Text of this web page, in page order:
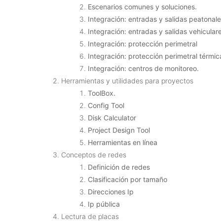
Escenarios comunes y soluciones.
Integración: entradas y salidas
Integración: entradas y salidas
Integración: protección perimetral
Integración: protección perimetral
Integración: centros de monitoreo.
Herramientas y utilidades para proyectos
ToolBox.
Config Tool
Disk Calculator
Project Design Tool
Herramientas en línea
Conceptos de redes
Definición de redes
Clasificación por tamaño
Direcciones Ip
Ip pública
Lectura de placas